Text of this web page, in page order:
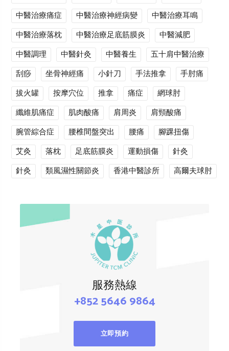
中醫治療痛症
中醫治療神經病變
中醫治療耳鳴
中醫治療落枕
中醫治療足底筋膜炎
中醫減肥
中醫調理
中醫針灸 中醫養生
五十肩中醫治療
刮痧
坐骨神經痛 小針刀 手法推拿
手肘痛
拔火罐
按摩穴位 推拿 痛症
網球肘
纖維肌痛症
肌肉酸痛 肩周炎
肩頸酸痛
腕管綜合症
腰椎間盤突出 腰痛
腳踝扭傷
艾灸
落枕 足底筋膜炎 運動損傷
針灸
針灸
類風濕性關節炎 香港中醫診所 高爾夫球肘
服務熱線
+852 5646 9864
立即預約